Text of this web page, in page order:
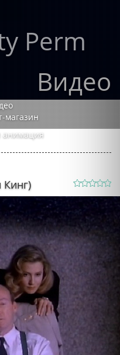
Perm
Видео
магазин
Кинг)